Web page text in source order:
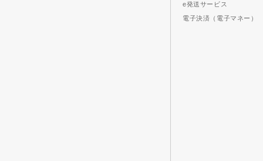
e発送サービス
電子決済（電子マネー）